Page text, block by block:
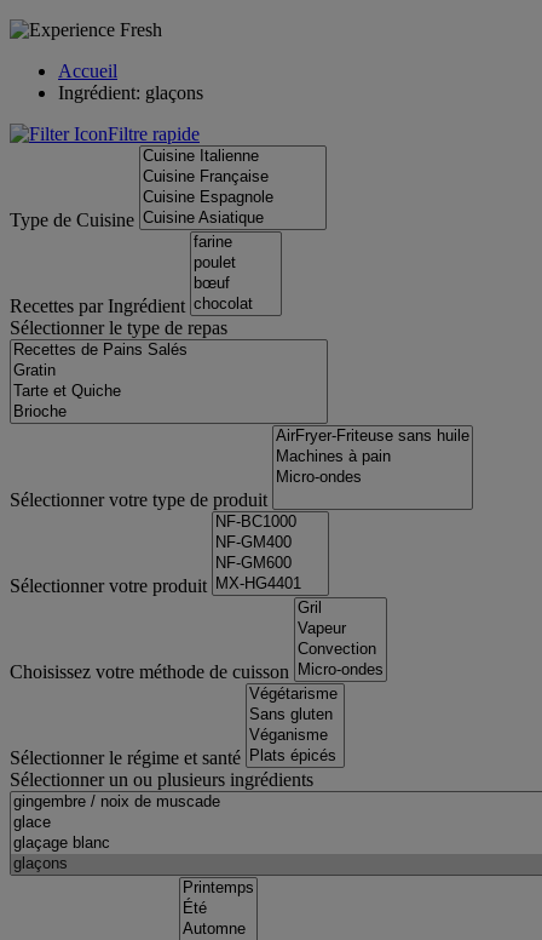
Accueil
Ingrédient: glaçons
Filtre rapide
Type de Cuisine
Recettes par Ingrédient
Sélectionner le type de repas
Sélectionner votre type de produit
Sélectionner votre produit
Choisissez votre méthode de cuisson
Sélectionner le régime et santé
Sélectionner un ou plusieurs ingrédients